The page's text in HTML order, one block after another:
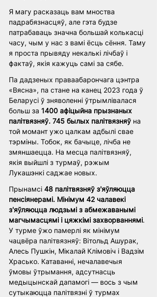
Я магу расказаць вам мноства
падрабязнасцяў, але гэта будзе
патрабаваць значна большай колькасці
часу, чым у нас з вамі ёсць сёння. Таму
я проста прывяду некалькі лічбаў і
фактаў, якія кажуць самі за сябе.
Па дадзеных праваабарончага цэнтра
«Вясна», па стане на канец 2023 года ў
Беларусі ў зняволенні ўтрымлівалася
больш за 1400 афіцыйна прызнаных
палітвязняў. 745 былых палітвязняў на
той момант ужо цалкам адбылі свае
тэрміны. Тобок, як бачыце, лічба не
змяншаецца. На месца палітвязняў,
якія выйшлі з турмаў, рэжым
Лукашэнкі саджае новых.
Прынамсі 48 палітвязняў з'яўляюцца
пенсіянерамі. Мінімум 42 чалавекі
з'яўляюцца людзьмі з абмежаванымі
магчымасцямі і цяжкімі захворваннямі.
У турме ўжо памерлі як мінімум
чацвёра палітвязняў: Вітольд Ашурак,
Алесь Пушкін, Мікалай Клімовіч і Вадзім
Храсько. Катаванні, нечалавечыя
ўмовы ўтрымання, адсутнасць
медыцынскай дапамогі — вось з чым
сутыкаюцца палітвязні ў турмах